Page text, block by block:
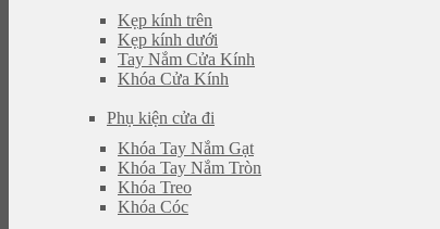
Kẹp kính trên
Kẹp kính dưới
Tay Nắm Cửa Kính
Khóa Cửa Kính
Phụ kiện cửa đi
Khóa Tay Nắm Gạt
Khóa Tay Nắm Tròn
Khóa Treo
Khóa Cóc